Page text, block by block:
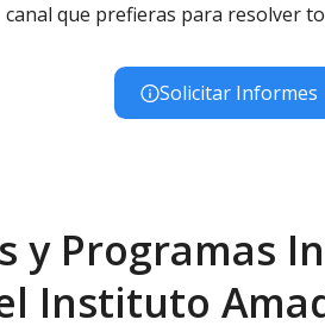
canal que prefieras para resolver
Solicitar Informes
y Programas
Instituto